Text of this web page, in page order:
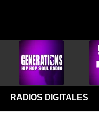
RADIOS DIGITALES